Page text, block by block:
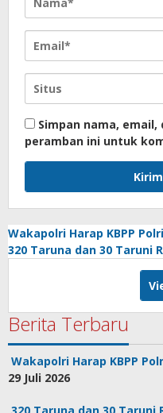
Simpan nama,
peramban ini untuk
Wakapolri Harap KBPP
320 Taruna dan 30 Taruni
Berita Terbaru
Wakapolri Harap KBPP
29 Juli 2026
320 Taruna dan 30 Taruni